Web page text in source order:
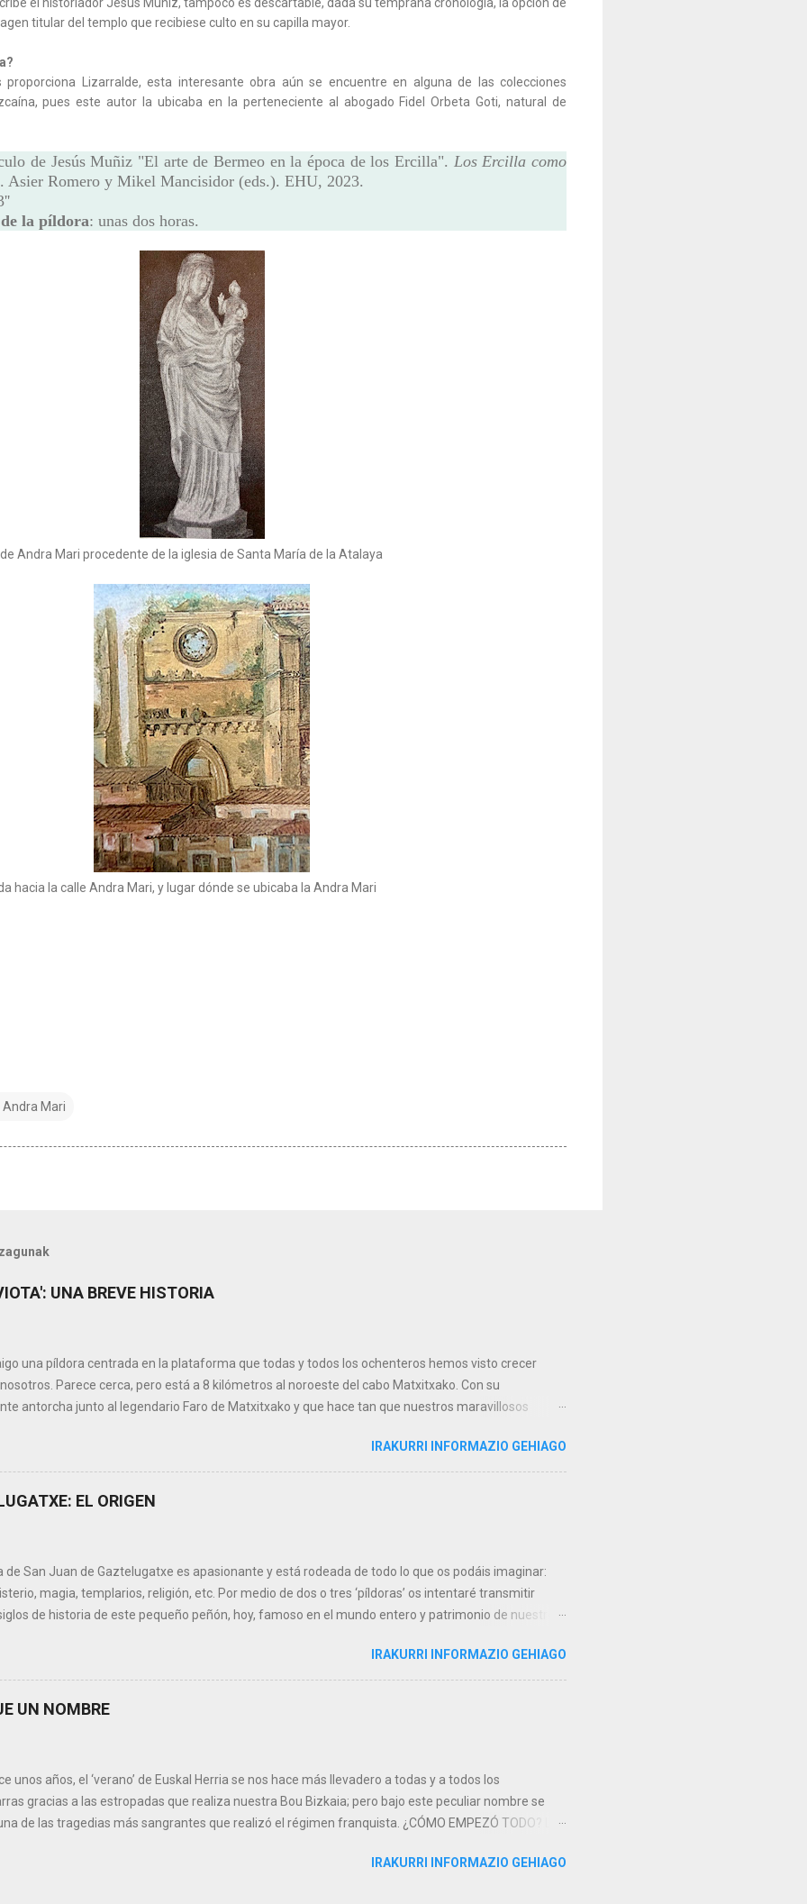
titular del templo que recibiese culto en su capilla mayor.
Lizarralde, esta interesante obra aún se encuentre en alguna de las colecciones
pues este autor la ubicaba en la perteneciente al abogado Fidel Orbeta Goti, natural de
de Jesús Muñiz "El arte de Bermeo en la época de los Ercilla". Los Ercilla como
. Asier Romero y Mikel Mancisidor (eds.). EHU, 2023.
la píldora: unas dos horas.
Andra Mari procedente de la iglesia de Santa María de la Atalaya
hacia la calle Andra Mari, y lugar dónde se ubicaba la Andra Mari
Mari
UNA BREVE HISTORIA
una píldora centrada en la plataforma que todas y todos los ochenteros hemos visto crecer
Parece cerca, pero está a 8 kilómetros al noroeste del cabo Matxitxako. Con su
antorcha junto al legendario Faro de Matxitxako y que hace tan que nuestros maravillosos
por los supplies o buques de apoyo 'Aquamarine 501' y 'Charo del mar', arribó a nuestras costas
del Golfo de Valencia la plataforma 'Medusa'. La situaron en la zona geológica que presentaba las
para la explotación de gas. La primera perforación ya dio resultados muy satisfactorios.
IRAKURRI INFORMAZIO GEHIAGO
EL ORIGEN
de San Juan de Gaztelugatxe es apasionante y está rodeada de todo lo que os podáis imaginar:
magia, templarios, religión, etc. Por medio de dos o tres ‘píldoras’ os intentaré transmitir
de historia de este pequeño peñón, hoy, famoso en el mundo entero y patrimonio de nuestro
SE LLAMA SAN JUAN DE GAZTELUGATXE? Bien, la explicación es sencilla. Por una parte nos
con San Juan y por otra Gaztelugatxe. San Juan hace alusión al santo Juan el Bautista que fue
por orden de Herodes y su cabeza, colocada en una bandeja, entregada a la hija de Herodíades.
IRAKURRI INFORMAZIO GEHIAGO
UN NOMBRE
unos años, el ‘verano’ de Euskal Herria se nos hace más llevadero a todas y a todos los
gracias a las estropadas que realiza nuestra Bou Bizkaia; pero bajo este peculiar nombre se
de las tragedias más sangrantes que realizó el régimen franquista. ¿CÓMO EMPEZÓ TODO? La
Guerra Civil Española, por la Consejería de Defensa del Gobierno Vasco, dirigida por el propio
IRAKURRI INFORMAZIO GEHIAGO